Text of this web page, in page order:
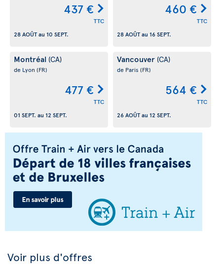
437 €
TTC
28 AOÛTau 10 SEPT.
460 €
TTC
28 AOÛTau 16 SEPT.
Montréal (CA)
de Lyon (FR)
477 €
TTC
01 SEPT. au 12 SEPT.
Vancouver (CA)
de Paris (FR)
564 €
TTC
26 AOÛTau 12 SEPT.
Voir plus d'offres